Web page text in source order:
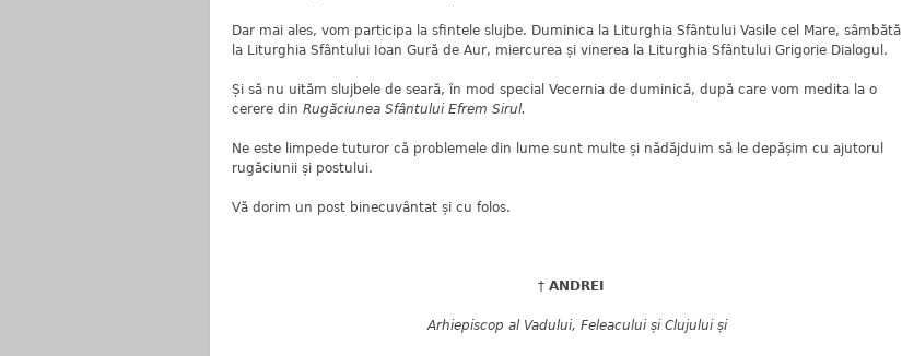
Dar mai ales, vom participa la sfintele slujbe. Duminica la Liturghia Sfântului Vasile cel Mare, sâmbătă
la Liturghia Sfântului Ioan Gură de Aur, miercurea și vinerea la Liturghia Sfântului Grigorie Dialogul.
Și să nu uităm slujbele de seară, în mod special Vecernia de duminică, după care vom medita la o
cerere din Rugăciunea Sfântului Efrem Sirul.
Ne este limpede tuturor că problemele din lume sunt multe și nădăjduim să le depășim cu ajutorul
rugăciunii și postului.
Vă dorim un post binecuvântat și cu folos.
† ANDREI
Arhiepiscop al Vadului, Feleacului și Clujului și